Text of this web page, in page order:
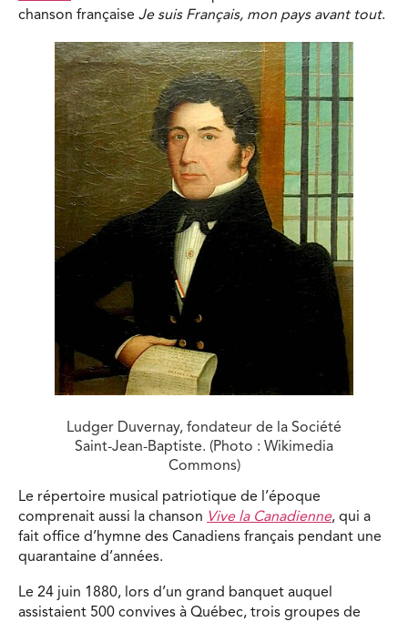
chanson française Je suis Français, mon pays avant tout.
Ludger Duvernay, fondateur de la Société
Saint-Jean-Baptiste. (Photo : Wikimedia
Commons)
Le répertoire musical patriotique de l’époque
comprenait aussi la chanson Vive la Canadienne, qui a
fait office d’hymne des Canadiens français pendant une
quarantaine d’années.
Le 24 juin 1880, lors d’un grand banquet auquel
assistaient 500 convives à Québec, trois groupes de